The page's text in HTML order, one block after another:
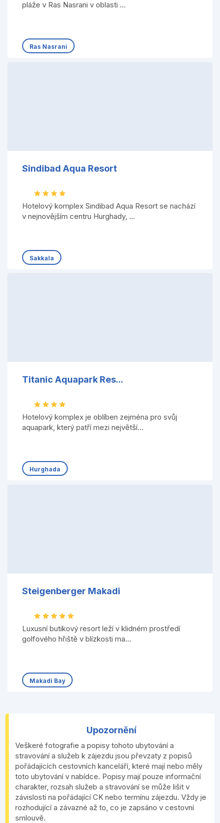
pláže v Ras Nasrani v oblasti ...
Ras Nasrani
Sindibad Aqua Resort
Hotelový komplex Sindibad Aqua Resort se nachází
v nejnovějším centru Hurghady, ...
Sakkala
Titanic Aquapark Res...
Hotelový komplex je oblíben zejména pro svůj
aquapark, který patří mezi největší...
Hurghada
Steigenberger Makadi
Luxusní butikový resort leží v klidném prostředí
golfového hřiště v blízkosti ma...
Makadi Bay
Upozornění
Veškeré fotografie a popisy tohoto ubytování a
stravování a služeb k zájezdu jsou převzaty z popisů
pořádajících cestovních kanceláří, které mají nebo měly
toto ubytování v nabídce. Popisy mají pouze informační
charakter, rozsah služeb a stravování se může lišit v
závislosti na pořádající CK nebo termínu zájezdu. Vždy je
rozhodující a závazné až to, co je zapsáno v cestovní
smlouvě.